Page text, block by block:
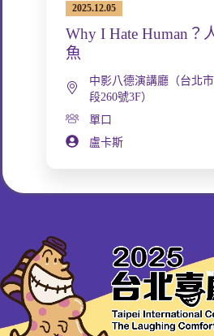
2025.12.05
Why I Hate Human？
魚
中影八德演講廳（台北
段260號3F）
單口
盧卡斯